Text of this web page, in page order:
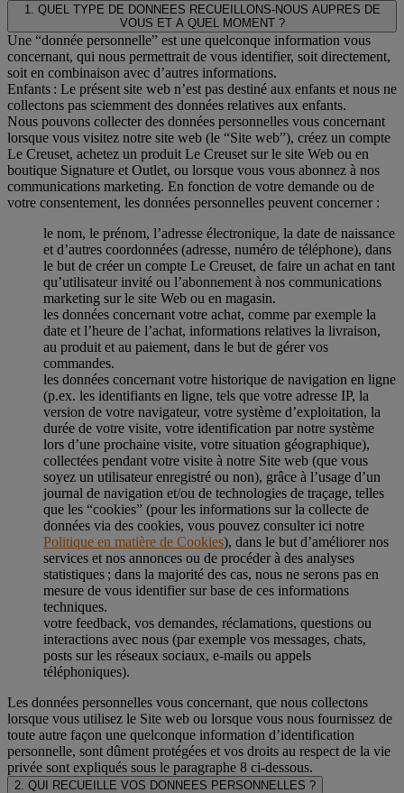
1. QUEL TYPE DE DONNEES RECUEILLONS-NOUS AUPRES DE
VOUS ET A QUEL MOMENT ?
Une “donnée personnelle” est une quelconque information vous
concernant, qui nous permettrait de vous identifier, soit directement,
soit en combinaison avec d’autres informations.
Enfants : Le présent site web n’est pas destiné aux enfants et nous ne
collectons pas sciemment des données relatives aux enfants.
Nous pouvons collecter des données personnelles vous concernant
lorsque vous visitez notre site web (le “Site web”), créez un compte
Le Creuset, achetez un produit Le Creuset sur le site Web ou en
boutique Signature et Outlet, ou lorsque vous vous abonnez à nos
communications marketing. En fonction de votre demande ou de
votre consentement, les données personnelles peuvent concerner :
le nom, le prénom, l’adresse électronique, la date de naissance
et d’autres coordonnées (adresse, numéro de téléphone), dans
le but de créer un compte Le Creuset, de faire un achat en tant
qu’utilisateur invité ou l’abonnement à nos communications
marketing sur le site Web ou en magasin.
les données concernant votre achat, comme par exemple la
date et l’heure de l’achat, informations relatives la livraison,
au produit et au paiement, dans le but de gérer vos
commandes.
les données concernant votre historique de navigation en ligne
(p.ex. les identifiants en ligne, tels que votre adresse IP, la
version de votre navigateur, votre système d’exploitation, la
durée de votre visite, votre identification par notre système
lors d’une prochaine visite, votre situation géographique),
collectées pendant votre visite à notre Site web (que vous
soyez un utilisateur enregistré ou non), grâce à l’usage d’un
journal de navigation et/ou de technologies de traçage, telles
que les “cookies” (pour les informations sur la collecte de
données via des cookies, vous pouvez consulter ici notre
Politique en matière de Cookies), dans le but d’améliorer nos
services et nos annonces ou de procéder à des analyses
statistiques ; dans la majorité des cas, nous ne serons pas en
mesure de vous identifier sur base de ces informations
techniques.
votre feedback, vos demandes, réclamations, questions ou
interactions avec nous (par exemple vos messages, chats,
posts sur les réseaux sociaux, e-mails ou appels
téléphoniques).
Les données personnelles vous concernant, que nous collectons
lorsque vous utilisez le Site web ou lorsque vous nous fournissez de
toute autre façon une quelconque information d’identification
personnelle, sont dûment protégées et vos droits au respect de la vie
privée sont expliqués sous le paragraphe 8 ci-dessous.
2. QUI RECUEILLE VOS DONNEES PERSONNELLES ?